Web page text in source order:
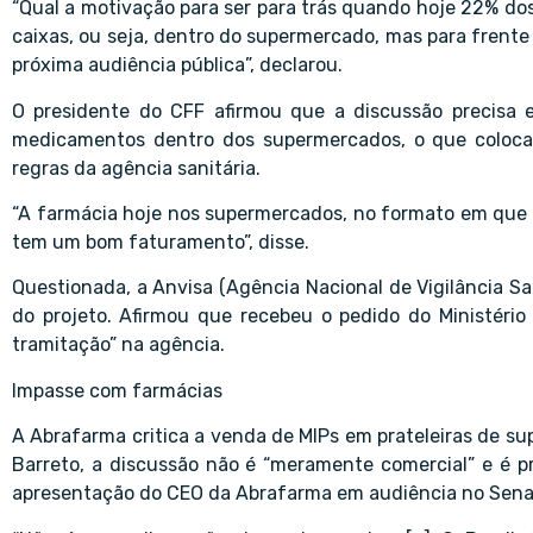
“Qual a motivação para ser para trás quando hoje 22%
caixas, ou seja, dentro do supermercado, mas para
próxima audiência pública”, declarou.
O presidente do CFF afirmou que a discussão precisa
medicamentos dentro dos supermercados, o que
regras da agência sanitária.
“A farmácia hoje nos supermercados, no formato em
tem um bom faturamento”, disse.
Questionada, a Anvisa (Agência Nacional de Vigilância
do projeto. Afirmou que recebeu o pedido do
tramitação” na agência.
Impasse com farmácias
A Abrafarma critica a venda de MIPs em prateleiras de
Barreto, a discussão não é “meramente comercial” e
apresentação do CEO da Abrafarma em audiência no